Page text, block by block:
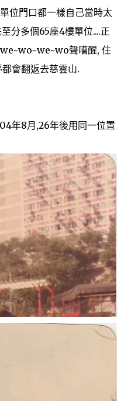
位門口都一樣自己當時太
分多個65座4樓單位....正
聲嘈醒, 住
會翻返去慈雲山.
年8月,26年後用同一位置